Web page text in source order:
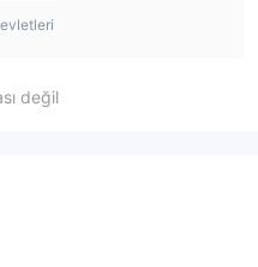
Additionally, the
me to trade on various
değil